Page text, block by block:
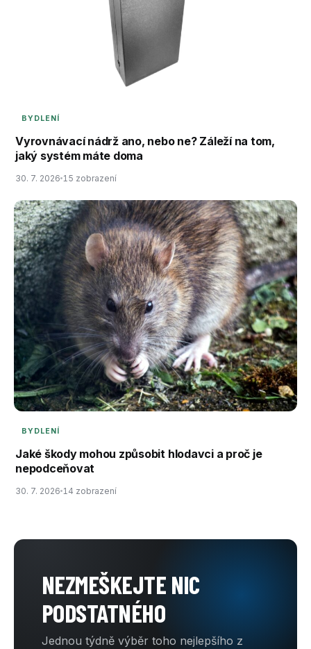
BYDLENÍ
Vyrovnávací nádrž ano, nebo ne? Záleží na tom,
jaký systém máte doma
30. 7. 2026 15 zobrazení
BYDLENÍ
Jaké škody mohou způsobit hlodavci a proč je
nepodceňovat
30. 7. 2026 14 zobrazení
NEZMEŠKEJTE NIC
PODSTATNÉHO
Jednou týdně výběr toho nejlepšího z